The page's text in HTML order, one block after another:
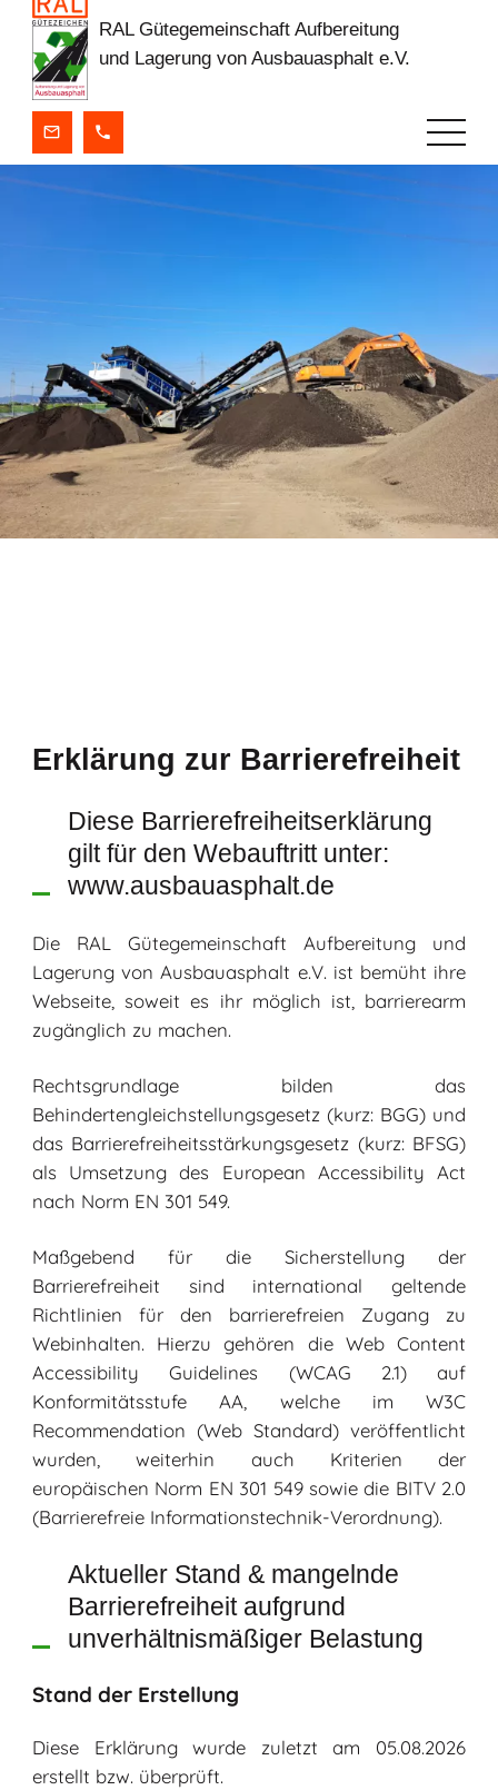
RAL Gütegemeinschaft Aufbereitung
und Lagerung von Ausbauasphalt e.V.
Erklärung zur Barrierefreiheit
Diese Barrierefreiheitserklärung
gilt für den Webauftritt unter:
www.ausbauasphalt.de
Die RAL Gütegemeinschaft Aufbereitung und
Lagerung von Ausbauasphalt e.V. ist bemüht ihre
Webseite, soweit es ihr möglich ist, barrierearm
zugänglich zu machen.
Rechtsgrundlage bilden das
Behindertengleichstellungsgesetz (kurz: BGG) und
das Barrierefreiheitsstärkungsgesetz (kurz: BFSG)
als Umsetzung des European Accessibility Act
nach Norm EN 301 549.
Maßgebend für die Sicherstellung der
Barrierefreiheit sind international geltende
Richtlinien für den barrierefreien Zugang zu
Webinhalten. Hierzu gehören die Web Content
Accessibility Guidelines (WCAG 2.1) auf
Konformitätsstufe AA, welche im W3C
Recommendation (Web Standard) veröffentlicht
wurden, weiterhin auch Kriterien der
europäischen Norm EN 301 549 sowie die BITV 2.0
(Barrierefreie Informationstechnik-Verordnung).
Aktueller Stand & mangelnde
Barrierefreiheit aufgrund
unverhältnismäßiger Belastung
Stand der Erstellung
Diese Erklärung wurde zuletzt am 05.08.2026
erstellt bzw. überprüft.